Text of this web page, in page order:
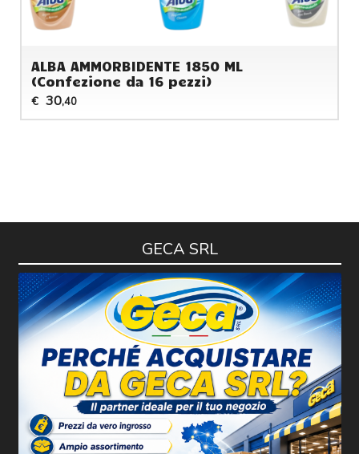
ALBA AMMORBIDENTE 1850 ML
(Confezione da 16 pezzi)
€ 30,40
GECA SRL